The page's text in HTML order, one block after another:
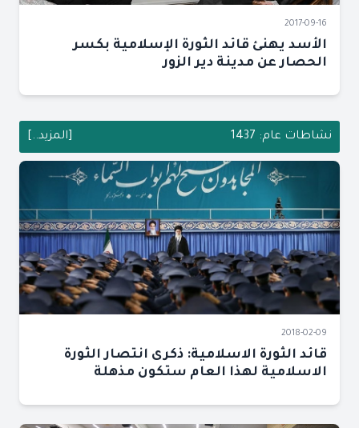
2017-09-16
الأسد يهنئ قائد الثورة الإسلامية بكسر
الحصار عن مدينة دير الزور
نشاطات عام: 1437 [المزيد..]
2018-02-09
قائد الثورة الاسلامية: ذكرى انتصار الثورة
الاسلامية لهذا العام ستكون مذهلة